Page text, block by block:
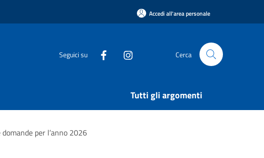
Accedi all'area personale
Seguici su Cerca
Tutti gli argomenti
per l’anno 2026